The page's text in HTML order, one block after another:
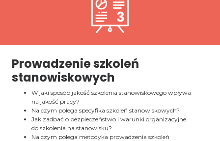
Prowadzenie szkoleń
stanowiskowych
W jaki sposób jakość szkolenia stanowiskowego wpływa
na jakość pracy?
Na czym polega specyfika szkoleń stanowiskowych?
Jak zadbać o bezpieczeństwo i warunki organizacyjne
do szkolenia na stanowisku?
Na czym polega metodyka prowadzenia szkoleń